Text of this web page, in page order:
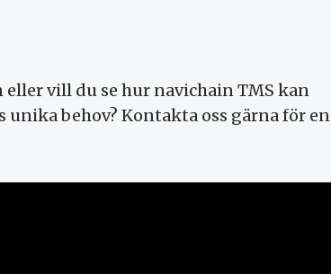
vill du se hur navichain TMS kan
behov? Kontakta oss gärna för en